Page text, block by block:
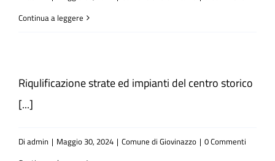
Notizie
Continua a leggere
Riqulificazione strate ed impianti del centro storico
[...]
Di admin | Maggio 30, 2024 | Comune di Giovinazzo | 0 Commenti